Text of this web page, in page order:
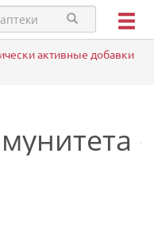
активные добавки